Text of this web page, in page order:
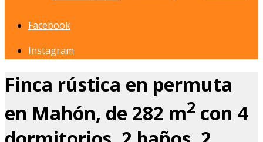
Facebook
Instagram
Finca rústica en permuta
en Mahón, de 282 m2 con 4